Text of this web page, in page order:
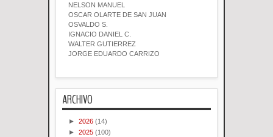
NELSON MANUEL
OSCAR OLARTE DE SAN JUAN
OSVALDO S.
IGNACIO DANIEL C.
WALTER GUTIERREZ
JORGE EDUARDO CARRIZO
ARCHIVO
► 2026 (14)
► 2025 (100)